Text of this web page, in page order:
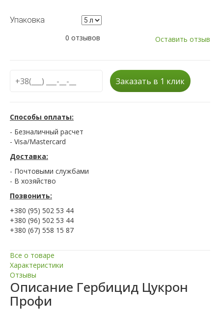
Упаковка
0 отзывов
Оставить отзыв
Заказать в 1 клик
Способы оплаты:
- Безналичный расчет
- Visa/Mastercard
Доставка:
- Почтовыми службами
- В хозяйство
Позвонить:
+380 (95) 502 53 44
+380 (96) 502 53 44
+380 (67) 558 15 87
Все о товаре
Характеристики
Отзывы
Описание Гербицид Цукрон
Профи